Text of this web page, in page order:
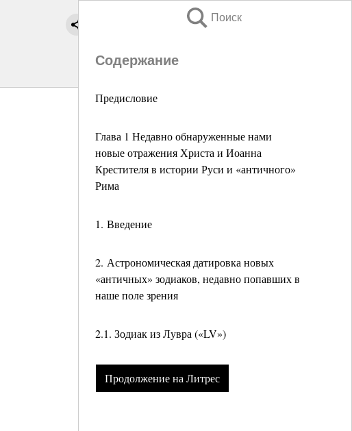
Поиск
Содержание
Предисловие
Глава 1 Недавно обнаруженные нами
новые отражения Христа и Иоанна
Крестителя в истории Руси и «античного»
Рима
1. Введение
2. Астрономическая датировка новых
«античных» зодиаков, недавно попавших в
наше поле зрения
2.1. Зодиак из Лувра («LV»)
Продолжение на Литрес